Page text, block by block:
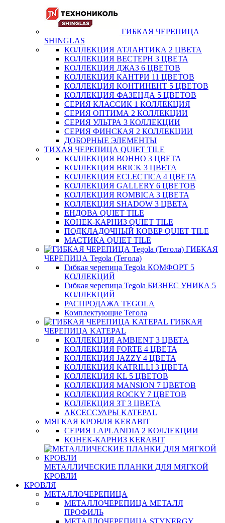
ГИБКАЯ ЧЕРЕПИЦА
SHINGLAS
КОЛЛЕКЦИЯ АТЛАНТИКА 2 ЦВЕТА
КОЛЛЕКЦИЯ ВЕСТЕРН 3 ЦВЕТА
КОЛЛЕКЦИЯ ДЖАЗ 6 ЦВЕТОВ
КОЛЛЕКЦИЯ КАНТРИ 11 ЦВЕТОВ
КОЛЛЕКЦИЯ КОНТИНЕНТ 5 ЦВЕТОВ
КОЛЛЕКЦИЯ ФАЗЕНДА 5 ЦВЕТОВ
СЕРИЯ КЛАССИК 1 КОЛЛЕКЦИЯ
СЕРИЯ ОПТИМА 2 КОЛЛЕКЦИИ
СЕРИЯ УЛЬТРА 3 КОЛЛЕКЦИИ
СЕРИЯ ФИНСКАЯ 2 КОЛЛЕКЦИИ
ДОБОРНЫЕ ЭЛЕМЕНТЫ
ТИХАЯ ЧЕРЕПИЦА QUIET TILE
КОЛЛЕКЦИЯ BOHHO 3 ЦВЕТА
КОЛЛЕКЦИЯ BRICK 3 ЦВЕТА
КОЛЛЕКЦИЯ ECLECTICA 4 ЦВЕТА
КОЛЛЕКЦИЯ GALLERY 6 ЦВЕТОВ
КОЛЛЕКЦИЯ ROMBICA 3 ЦВЕТА
КОЛЛЕКЦИЯ SHADOW 3 ЦВЕТА
ЕНДОВА QUIET TILE
КОНЕК-КАРНИЗ QUIET TILE
ПОДКЛАДОЧНЫЙ КОВЕР QUIET TILE
МАСТИКА QUIET TILE
ГИБКАЯ
ЧЕРЕПИЦА Tegola (Тегола)
Гибкая черепица Tegola КОМФОРТ 5
КОЛЛЕКЦИЙ
Гибкая черепица Tegola БИЗНЕС УНИКА 5
КОЛЛЕКЦИЙ
РАСПРОДАЖА TEGOLA
Комплектующие Тегола
ГИБКАЯ
ЧЕРЕПИЦА KATEPAL
КОЛЛЕКЦИЯ AMBIENT 3 ЦВЕТА
КОЛЛЕКЦИЯ FORTE 4 ЦВЕТА
КОЛЛЕКЦИЯ JAZZY 4 ЦВЕТА
КОЛЛЕКЦИЯ KATRILLI 3 ЦВЕТА
КОЛЛЕКЦИЯ KL 5 ЦВЕТОВ
КОЛЛЕКЦИЯ MANSION 7 ЦВЕТОВ
КОЛЛЕКЦИЯ ROCKY 7 ЦВЕТОВ
КОЛЛЕКЦИЯ ЗТ 3 ЦВЕТА
АКСЕССУАРЫ KATEPAL
МЯГКАЯ КРОВЛЯ KERABIT
СЕРИЯ LAPLANDIA 2 КОЛЛЕКЦИИ
КОНЕК-КАРНИЗ KERABIT
МЕТАЛЛИЧЕСКИЕ ПЛАНКИ ДЛЯ МЯГКОЙ
КРОВЛИ
КРОВЛЯ
МЕТАЛЛОЧЕРЕПИЦА
МЕТАЛЛОЧЕРЕПИЦА МЕТАЛЛ
ПРОФИЛЬ
МЕТАЛЛОЧЕРЕПИЦА STYNERGY